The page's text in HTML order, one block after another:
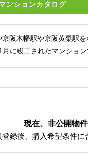
マンションカタログ
阪木幡駅や京阪黄檗駅を
に竣工されたマンション
現在、非公開物
登録後、購入希望条件に